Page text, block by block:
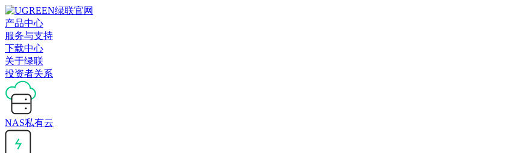
产品中心
服务与支持
下载中心
关于绿联
投资者关系
NAS私有云